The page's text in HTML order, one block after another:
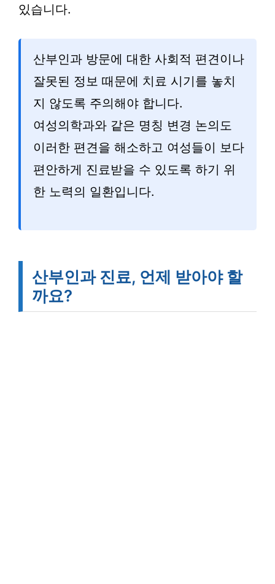
있습니다.
산부인과 방문에 대한 사회적 편견이나
잘못된 정보 때문에 치료 시기를 놓치
지 않도록 주의해야 합니다.
여성의학과와 같은 명칭 변경 논의도
이러한 편견을 해소하고 여성들이 보다
편안하게 진료받을 수 있도록 하기 위
한 노력의 일환입니다.
산부인과 진료, 언제 받아야 할
까요?